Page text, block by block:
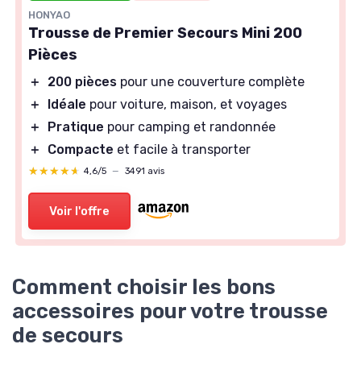
HONYAO
Trousse de Premier Secours Mini 200
Pièces
＋ 200 pièces pour une couverture complète
＋
Idéale pour voiture, maison, et voyages
＋
Pratique pour camping et randonnée
＋
Compacte et facile à transporter
★★★★★
★★★★★ 4,6/5 — 3491 avis
Voir l'offre
Comment choisir les bons
accessoires pour votre trousse
de secours